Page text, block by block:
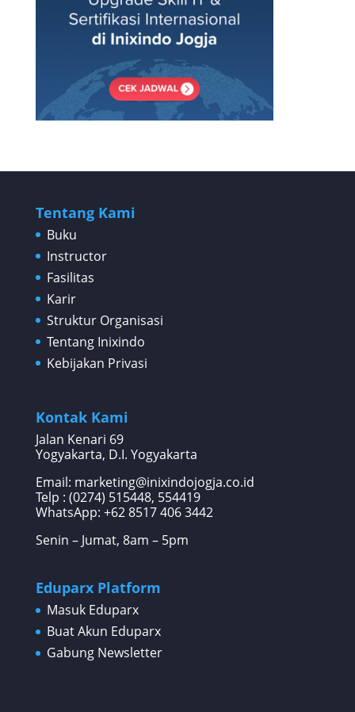
Tentang Kami
Buku
Instructor
Fasilitas
Karir
Struktur Organisasi
Tentang Inixindo
Kebijakan Privasi
Kontak Kami
Jalan Kenari 69
Yogyakarta, D.I. Yogyakarta
Email: marketing@inixindojogja.co.id
Telp : (0274) 515448, 554419
WhatsApp: +62 8517 406 3442
Senin – Jumat, 8am – 5pm
Eduparx Platform
Masuk Eduparx
Buat Akun Eduparx
Gabung Newsletter